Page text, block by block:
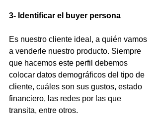
3- Identificar el buyer persona
Es nuestro cliente ideal, a quién vamos
a venderle nuestro producto. Siempre
que hacemos este perfil debemos
colocar datos demográficos del tipo de
cliente, cuáles son sus gustos, estado
financiero, las redes por las que
transita, entre otros.